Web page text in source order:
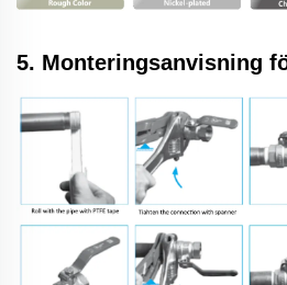
5. Monteringsanvisning